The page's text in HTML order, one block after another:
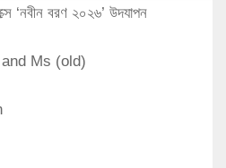
‘নবীন বরণ ২০২৬’ উদযাপন
Ms (old)